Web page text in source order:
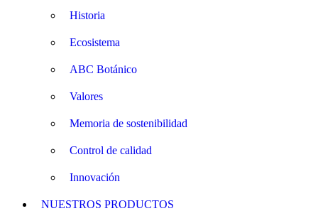
Historia
Ecosistema
ABC Botánico
Valores
Memoria de sostenibilidad
Control de calidad
Innovación
NUESTROS PRODUCTOS